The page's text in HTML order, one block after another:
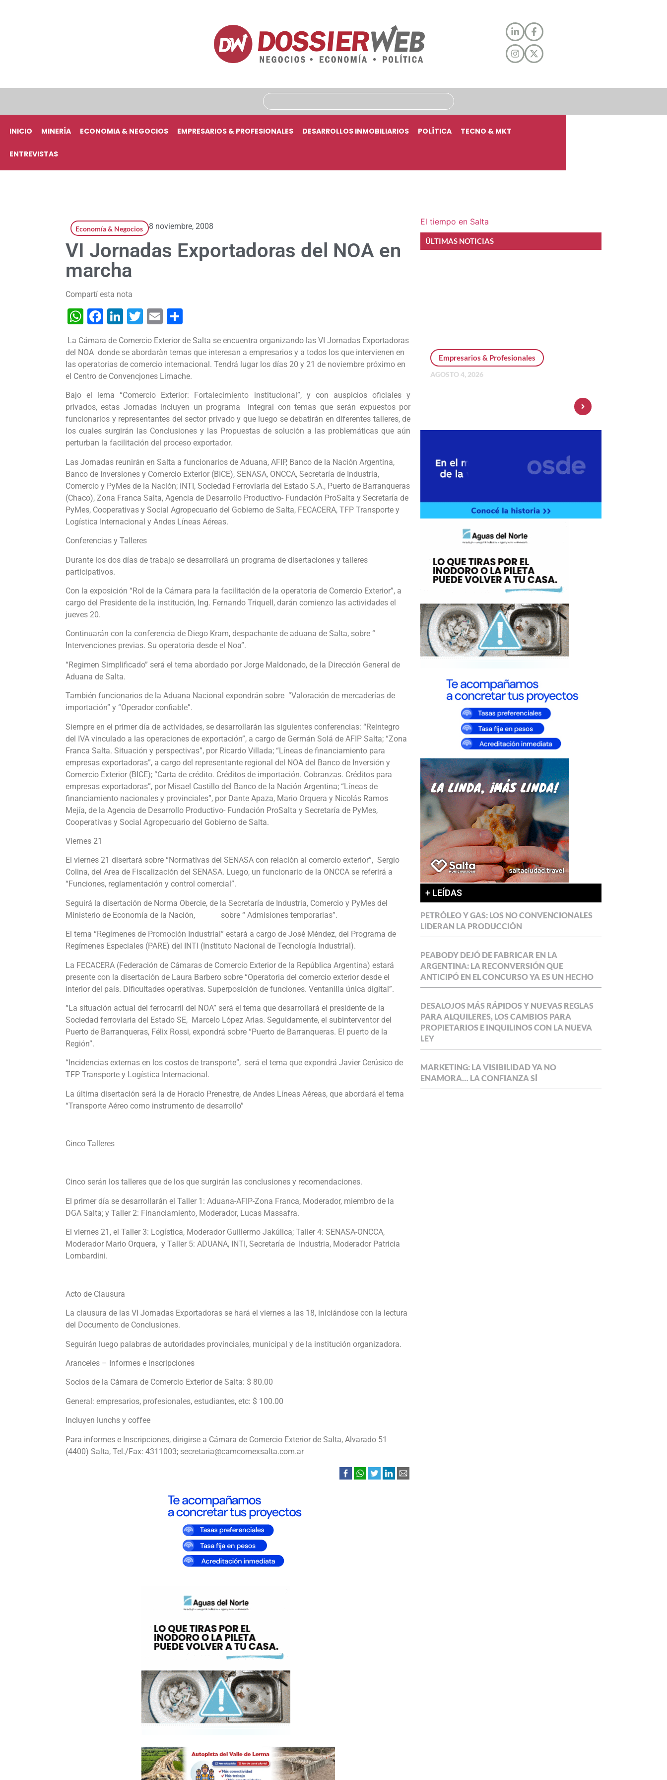
INICIO MINERÍA ECONOMIA & NEGOCIOS EMPRESARIOS & PROFESIONALES DESARROLLOS INMOBILIARIOS POLÍTICA TECNO & MKT
ENTREVISTAS
Economía & Negocios 8 noviembre, 2008
VI Jornadas Exportadoras del NOA en
marcha
Compartí esta nota
WhatsApp
Facebook
LinkedIn
Twitter
Email
La Cámara de Comercio Exterior de Salta se encuentra organizando las VI Jornadas Exportadoras
del NOA donde se abordaràn temas que interesan a empresarios y a todos los que intervienen en
las operatorias de comercio internacional. Tendrá lugar los días 20 y 21 de noviembre próximo en
el Centro de Convencjones Limache.
Bajo el lema “Comercio Exterior: Fortalecimiento institucional”, y con auspicios oficiales y
privados, estas Jornadas incluyen un programa integral con temas que serán expuestos por
funcionarios y representantes del sector privado y que luego se debatirán en diferentes talleres, de
los cuales surgirán las Conclusiones y las Propuestas de solución a las problemáticas que aún
perturban la facilitación del proceso exportador.
Las Jornadas reunirán en Salta a funcionarios de Aduana, AFIP, Banco de la Nación Argentina,
Banco de Inversiones y Comercio Exterior (BICE), SENASA, ONCCA, Secretaría de Industria,
Comercio y PyMes de la Nación; INTI, Sociedad Ferroviaria del Estado S.A., Puerto de Barranqueras
(Chaco), Zona Franca Salta, Agencia de Desarrollo Productivo- Fundación ProSalta y Secretaría de
PyMes, Cooperativas y Social Agropecuario del Gobierno de Salta, FECACERA, TFP Transporte y
Logística Internacional y Andes Líneas Aéreas.
Conferencias y Talleres
Durante los dos días de trabajo se desarrollará un programa de disertaciones y talleres
participativos.
Con la exposición “Rol de la Cámara para la facilitación de la operatoria de Comercio Exterior”, a
cargo del Presidente de la institución, Ing. Fernando Triquell, darán comienzo las actividades el
jueves 20.
Continuarán con la conferencia de Diego Kram, despachante de aduana de Salta, sobre “
Intervenciones previas. Su operatoria desde el Noa”.
“Regimen Simplificado” será el tema abordado por Jorge Maldonado, de la Dirección General de
Aduana de Salta.
También funcionarios de la Aduana Nacional expondrán sobre “Valoración de mercaderías de
importación” y “Operador confiable”.
Siempre en el primer día de actividades, se desarrollarán las siguientes conferencias: “Reintegro
del IVA vinculado a las operaciones de exportación”, a cargo de Germán Solá de AFIP Salta; “Zona
Franca Salta. Situación y perspectivas”, por Ricardo Villada; “Líneas de financiamiento para
empresas exportadoras”, a cargo del representante regional del NOA del Banco de Inversión y
Comercio Exterior (BICE); “Carta de crédito. Créditos de importación. Cobranzas. Créditos para
empresas exportadoras”, por Misael Castillo del Banco de la Nación Argentina; “Líneas de
financiamiento nacionales y provinciales”, por Dante Apaza, Mario Orquera y Nicolás Ramos
Mejía, de la Agencia de Desarrollo Productivo- Fundación ProSalta y Secretaría de PyMes,
Cooperativas y Social Agropecuario del Gobierno de Salta.
Viernes 21
El viernes 21 disertará sobre “Normativas del SENASA con relación al comercio exterior”, Sergio
Colina, del Area de Fiscalización del SENASA. Luego, un funcionario de la ONCCA se referirá a
“Funciones, reglamentación y control comercial”.
Seguirá la disertación de Norma Obercie, de la Secretaría de Industria, Comercio y PyMes del
Ministerio de Economía de la Nación, sobre “ Admisiones temporarias”.
El tema “Regímenes de Promoción Industrial” estará a cargo de José Méndez, del Programa de
Regímenes Especiales (PARE) del INTI (Instituto Nacional de Tecnología Industrial).
La FECACERA (Federación de Cámaras de Comercio Exterior de la República Argentina) estará
presente con la disertación de Laura Barbero sobre “Operatoria del comercio exterior desde el
interior del país. Dificultades operativas. Superposición de funciones. Ventanilla única digital”.
“La situación actual del ferrocarril del NOA” será el tema que desarrollará el presidente de la
Sociedad ferroviaria del Estado SE, Marcelo López Arias. Seguidamente, el subinterventor del
Puerto de Barranqueras, Félix Rossi, expondrá sobre “Puerto de Barranqueras. El puerto de la
Región”.
“Incidencias externas en los costos de transporte”, será el tema que expondrá Javier Cerúsico de
TFP Transporte y Logística Internacional.
La última disertación será la de Horacio Prenestre, de Andes Líneas Aéreas, que abordará el tema
“Transporte Aéreo como instrumento de desarrollo”
Cinco Talleres
Cinco serán los talleres que de los que surgirán las conclusiones y recomendaciones.
El primer día se desarrollarán el Taller 1: Aduana-AFIP-Zona Franca, Moderador, miembro de la
DGA Salta; y Taller 2: Financiamiento, Moderador, Lucas Massafra.
El viernes 21, el Taller 3: Logística, Moderador Guillermo Jakúlica; Taller 4: SENASA-ONCCA,
Moderador Mario Orquera, y Taller 5: ADUANA, INTI, Secretaría de Industria, Moderador Patricia
Lombardini.
Acto de Clausura
La clausura de las VI Jornadas Exportadoras se hará el viernes a las 18, iniciándose con la lectura
del Documento de Conclusiones.
Seguirán luego palabras de autoridades provinciales, municipal y de la institución organizadora.
Aranceles – Informes e inscripciones
Socios de la Cámara de Comercio Exterior de Salta: $ 80.00
General: empresarios, profesionales, estudiantes, etc: $ 100.00
Incluyen lunchs y coffee
Para informes e Inscripciones, dirigirse a Cámara de Comercio Exterior de Salta, Alvarado 51
(4400) Salta, Tel./Fax: 4311003; secretaria@camcomexsalta.com.ar
El tiempo en Salta
ÚLTIMAS NOTICIAS
Empresarios & Profesionales
AGOSTO 4, 2026
+ LEÍDAS
PETRÓLEO Y GAS: LOS NO CONVENCIONALES
LIDERAN LA PRODUCCIÓN
PEABODY DEJÓ DE FABRICAR EN LA
ARGENTINA: LA RECONVERSIÓN QUE
ANTICIPÓ EN EL CONCURSO YA ES UN HECHO
DESALOJOS MÁS RÁPIDOS Y NUEVAS REGLAS
PARA ALQUILERES, LOS CAMBIOS PARA
PROPIETARIOS E INQUILINOS CON LA NUEVA
LEY
MARKETING: LA VISIBILIDAD YA NO
ENAMORA… LA CONFIANZA SÍ